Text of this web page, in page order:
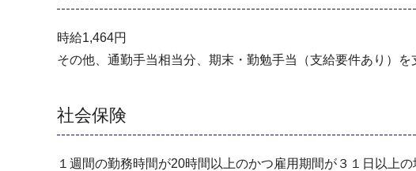
時給1,464円
その他、通勤手当相当分、期末・勤勉手当（支給要件あり）を
社会保険
１週間の勤務時間が20時間以上のかつ雇用期間が３１日以上